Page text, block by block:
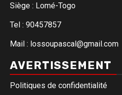
Siège : Lomé-Togo
Tel : 90457857
Mail : lossoupascal@gmail.com
AVERTISSEMENT
Politiques de confidentialité